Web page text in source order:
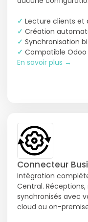
✓ Lecture clients et
✓ Création
✓ Synchronisation
✓ Compatible Odoo
En savoir plus →
Connecteur
Intégration
Central.
synchronisés avec
cloud ou on-